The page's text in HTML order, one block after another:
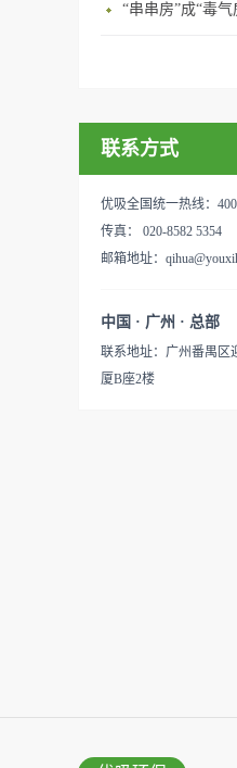
联系方式
优吸全国统一热线：
传真： 020-8582 5354
邮箱地址：
中国 · 广州 · 总部
联系地址：广州番禺区
厦B座2楼